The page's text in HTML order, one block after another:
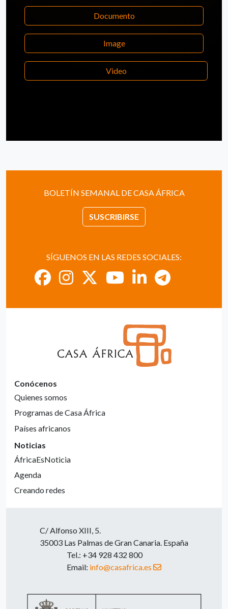
Documento
Image
Video
BOLETÍN SEMANAL DE CASA ÁFRICA
SUSCRIBIRSE
SÍGUENOS EN LAS REDES SOCIALES:
Conócenos
Quienes somos
Programas de Casa África
Países africanos
Noticias
ÁfricaEsNoticia
Agenda
Creando redes
C/ Alfonso XIII, 5.
35003 Las Palmas de Gran Canaria. España
Tel.: +34 928 432 800
Email: info@casafrica.es